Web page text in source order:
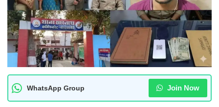
WhatsApp Group Join Now